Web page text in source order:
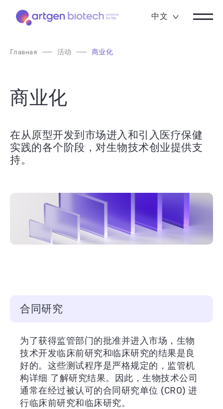
中文
Главная 活动 商业化
商业化
在从原型开发到市场进入和引入医疗保健
实践的各个阶段，对生物技术创业提供支
持。
合同研究
为了获得监管部门的批准并进入市场，生物
技术开发临床前研究和临床研究的结果是良
好的。这些测试程序是严格规定的，监管机
构详细 了解研究结果。因此，生物技术公司
通常在经过被认可的合同研究单位 (CRO) 进
行临床前研究和临床研究。